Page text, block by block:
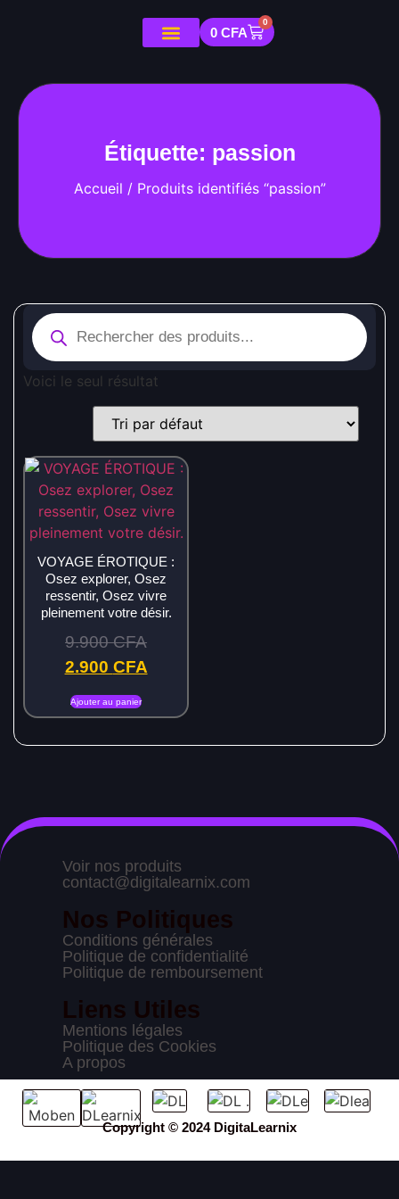
0 CFA
0
Étiquette: passion
Accueil / Produits identifiés “passion”
Voici le seul résultat
VOYAGE ÉROTIQUE :
Osez explorer, Osez
ressentir, Osez vivre
pleinement votre désir.
9.900CFA
2.900 CFA
Ajouter au panier
Voir nos produits
contact@digitalearnix.com
Nos Politiques
Conditions générales
Politique de confidentialité
Politique de remboursement
Liens Utiles
Mentions légales
Politique des Cookies
A propos
Copyright © 2024 DigitaLearnix